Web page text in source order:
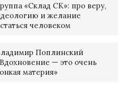
«Склад СК»: про веру,
и желание
человеком
Поплинский
— это очень
материя»